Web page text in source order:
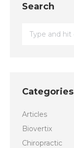
Search
Search:
Categories
Articles
Biovertix
Chiropractic